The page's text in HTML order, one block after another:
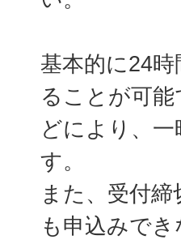
基本的に24
ることが可
どにより、
す。
また、受付
も申込みで